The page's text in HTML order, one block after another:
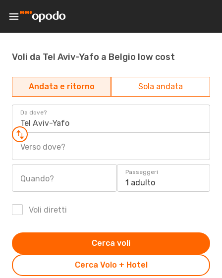
Voli da Tel Aviv-Yafo a Belgio low cost
Andata e ritorno Sola andata
Da dove?
Tel Aviv-Yafo
Verso dove?
Quando?
Passeggeri
1 adulto
Voli diretti
Cerca Volo + Hotel
Cerca voli